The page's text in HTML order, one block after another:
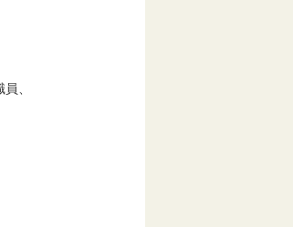
、